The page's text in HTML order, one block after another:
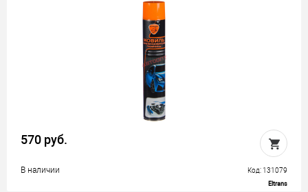
570 руб.
В наличии Код: 131079
Eltrans